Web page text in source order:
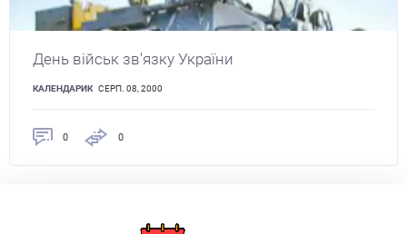
День військ зв'язку України
КАЛЕНДАРИК СЕРП. 08, 2000
0 0